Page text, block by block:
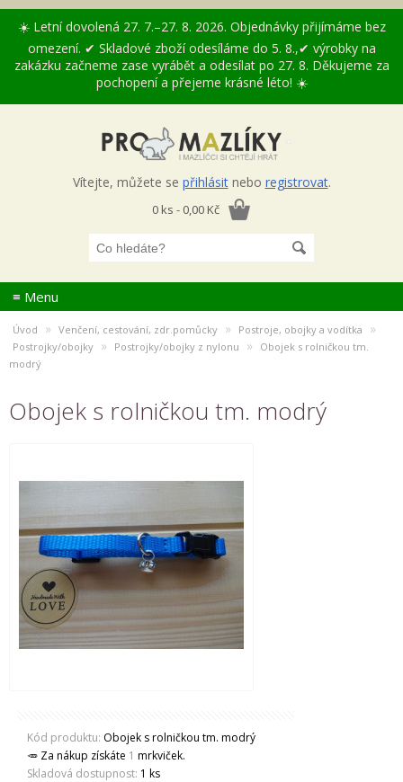
☀️ Letní dovolená 27. 7.–27. 8. 2026. Objednávky přijímáme bez
omezení. ✔ Skladové zboží odesíláme do 5. 8.,✔ výrobky na
zakázku začneme zase vyrábět a odesílat po 27. 8. Děkujeme za
pochopení a přejeme krásné léto! ☀️
Vítejte, můžete se přihlásitnebo registrovat.
0 ks - 0,00 Kč
≡ Menu
Úvod » Venčení, cestování, zdr.pomůcky » Postroje, obojky a vodítka »
Postrojky/obojky » Postrojky/obojky z nylonu »
Obojek s rolničkou tm.
modrý
Obojek s rolničkou tm. modrý
Kód produktu: Obojek s rolničkou tm. modrý
🥕 Za nákup získáte 1 mrkviček.
Skladová dostupnost: 1 ks